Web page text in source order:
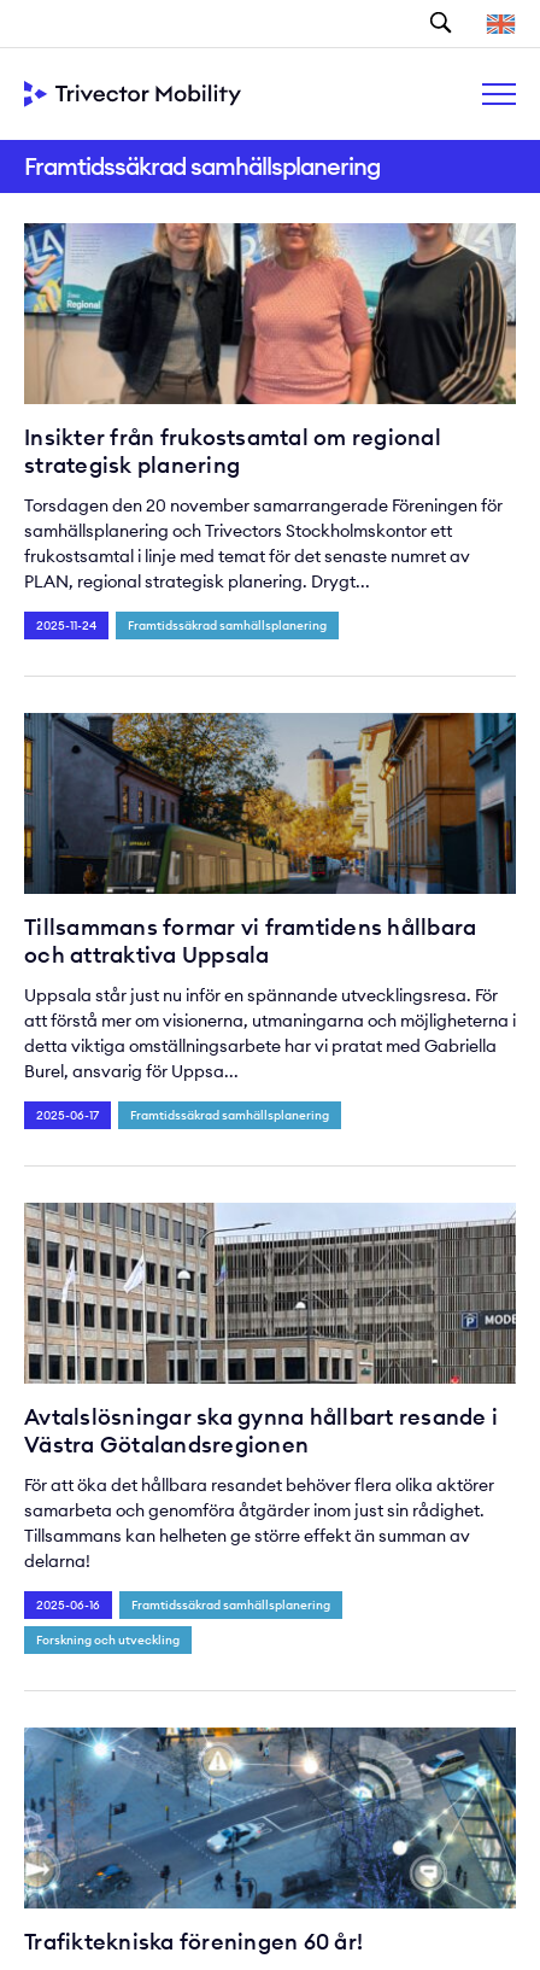
Sök
Framtidssäkrad samhällsplanering
Insikter från frukostsamtal om regional
strategisk planering
Torsdagen den 20 november samarrangerade Föreningen för
samhällsplanering och Trivectors Stockholmskontor ett
frukostsamtal i linje med temat för det senaste numret av
PLAN, regional strategisk planering. Drygt...
2025-11-24 Framtidssäkrad samhällsplanering
Tillsammans formar vi framtidens hållbara
och attraktiva Uppsala
Uppsala står just nu inför en spännande utvecklingsresa. För
att förstå mer om visionerna, utmaningarna och möjligheterna i
detta viktiga omställningsarbete har vi pratat med Gabriella
Burel, ansvarig för Uppsa...
2025-06-17 Framtidssäkrad samhällsplanering
Avtalslösningar ska gynna hållbart resande i
Västra Götalandsregionen
För att öka det hållbara resandet behöver flera olika aktörer
samarbeta och genomföra åtgärder inom just sin rådighet.
Tillsammans kan helheten ge större effekt än summan av
delarna!
2025-06-16 Framtidssäkrad samhällsplanering
Forskning och utveckling
Trafiktekniska föreningen 60 år!